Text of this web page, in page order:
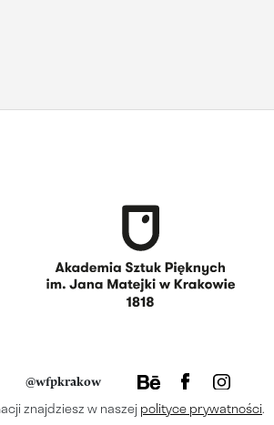
@wfpkrakow
znajdziesz w naszejpolityce prywatności.